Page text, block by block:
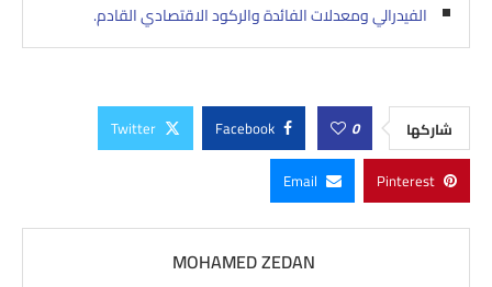
الفيدرالي ومعدلات الفائدة والركود الاقتصادي القادم.
شاركها 0
Facebook
Twitter
Pinterest
Email
MOHAMED ZEDAN